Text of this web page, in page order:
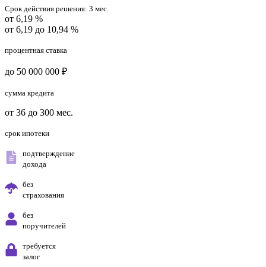
Срок действия решения: 3 мес.
от 6,19 %
от 6,19 до 10,94 %
процентная ставка
до 50 000 000 ₽
сумма кредита
от 36 до 300 мес.
срок ипотеки
подтверждение
дохода
без
страхования
без
поручителей
требуется
залог